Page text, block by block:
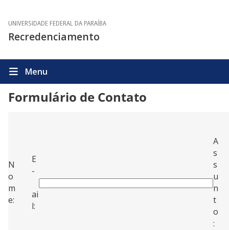
UNIVERSIDADE FEDERAL DA PARAÍBA
Recredenciamento
Menu
Formulário de Contato
N
o
m
e:
E
-
ai
l:
A
s
s
u
n
t
o
: